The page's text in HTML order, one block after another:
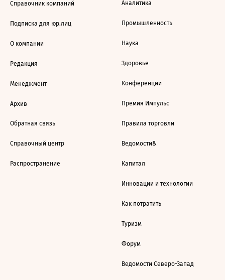
Справочник компаний
Подписка для юр.лиц
О компании
Редакция
Менеджмент
Архив
Обратная связь
Справочный центр
Распространение
Аналитика
Промышленность
Наука
Здоровье
Конференции
Премия Импульс
Правила торговли
Ведомости&
Капитал
Инновации и технологии
Как потратить
Туризм
Форум
Ведомости Северо-Запад